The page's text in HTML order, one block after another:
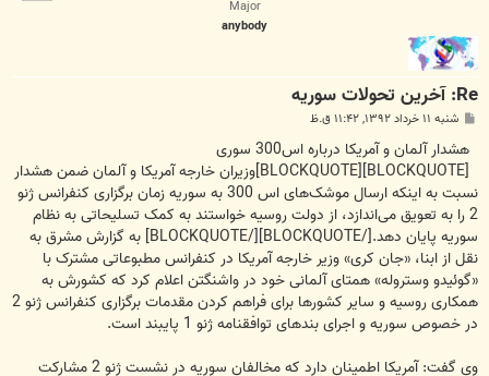
Major
anybody
Re: آخرين تحولات سوريه
پ
ت
شنبه ۱۱ خرداد ۱۳۹۲, ۱۱:۴۲ ق.ظ
هشدار آلمان و آمریکا درباره اس300 سوری
[BLOCKQUOTE][BLOCKQUOTE]وزیران خارجه آمریکا و آلمان ضمن هشدار
نسبت به اینکه ارسال موشک‌های اس 300 به سوریه زمان برگزاری کنفرانس ژنو
2 را به تعویق می‌اندازد، از دولت روسیه خواستند به کمک تسلیحاتی به نظام
سوریه پایان دهد.[/BLOCKQUOTE][/BLOCKQUOTE] به گزارش مشرق به
نقل از ابنا، «جان کری» وزیر خارجه آمریکا در کنفرانس مطبوعاتی مشترک با
«گوئیدو وستروله» همتای آلمانی خود در واشنگتن اعلام کرد که کشورش به
همکاری روسیه و سایر کشورها برای فراهم کردن مقدمات برگزاری کنفرانس ژنو 2
در خصوص سوریه و اجرای بندهای توافقنامه ژنو 1 پایبند است.
وی گفت: آمریکا اطمینان دارد که مخالفان سوریه در نشست ژنو 2 مشارکت